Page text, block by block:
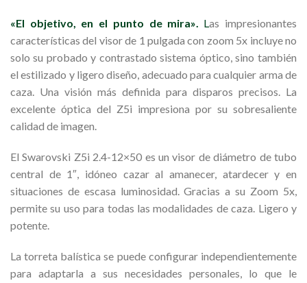
«El objetivo, en el punto de mira». Las impresionantes
características del visor de 1 pulgada con zoom 5x incluye no
solo su probado y contrastado sistema óptico, sino también
el estilizado y ligero diseño, adecuado para cualquier arma de
caza. Una visión más definida para disparos precisos. La
excelente óptica del Z5i impresiona por su sobresaliente
calidad de imagen.
El Swarovski Z5i 2.4-12×50 es un visor de diámetro de tubo
central de 1″, idóneo cazar al amanecer, atardecer y en
situaciones de escasa luminosidad. Gracias a su Zoom 5x,
permite su uso para todas las modalidades de caza. Ligero y
potente.
La torreta balística se puede configurar independientemente
para adaptarla a sus necesidades personales, lo que le